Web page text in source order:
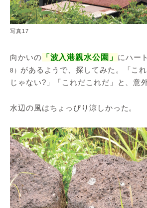
写真17
向かいの 「波入港親水公園」 にハー
8） があるようで、探してみた。「こ
じゃない?」「これだこれだ」と、意
水辺の風はちょっぴり涼しかった。